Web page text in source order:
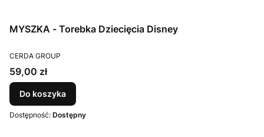
MYSZKA - Torebka Dziecięcia Disney
PRODUCENT
CERDA GROUP
Cena
59,00 zł
Do koszyka
Dostępność: Dostępny